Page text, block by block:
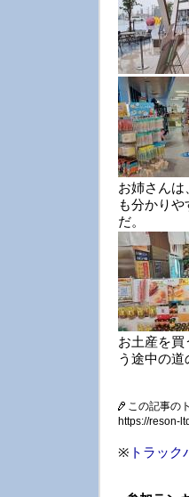
お姉さん
も分かり
だ。
お土産を
う途中の
この記事の
https://reson-
※ トラッ